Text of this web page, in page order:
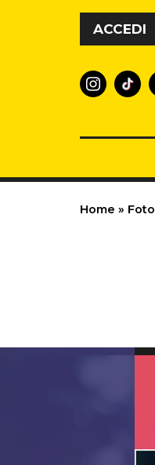
Vai al contenuto
ACCEDI
Home » Foto